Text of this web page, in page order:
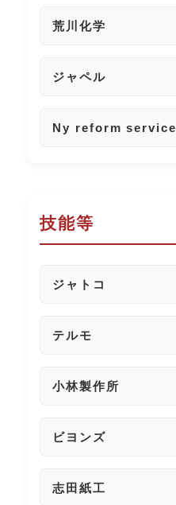
荒川化学
ジャペル
Ny reform service
技能等
ジャトコ
テルモ
小林製作所
ビヨンズ
志田紙工